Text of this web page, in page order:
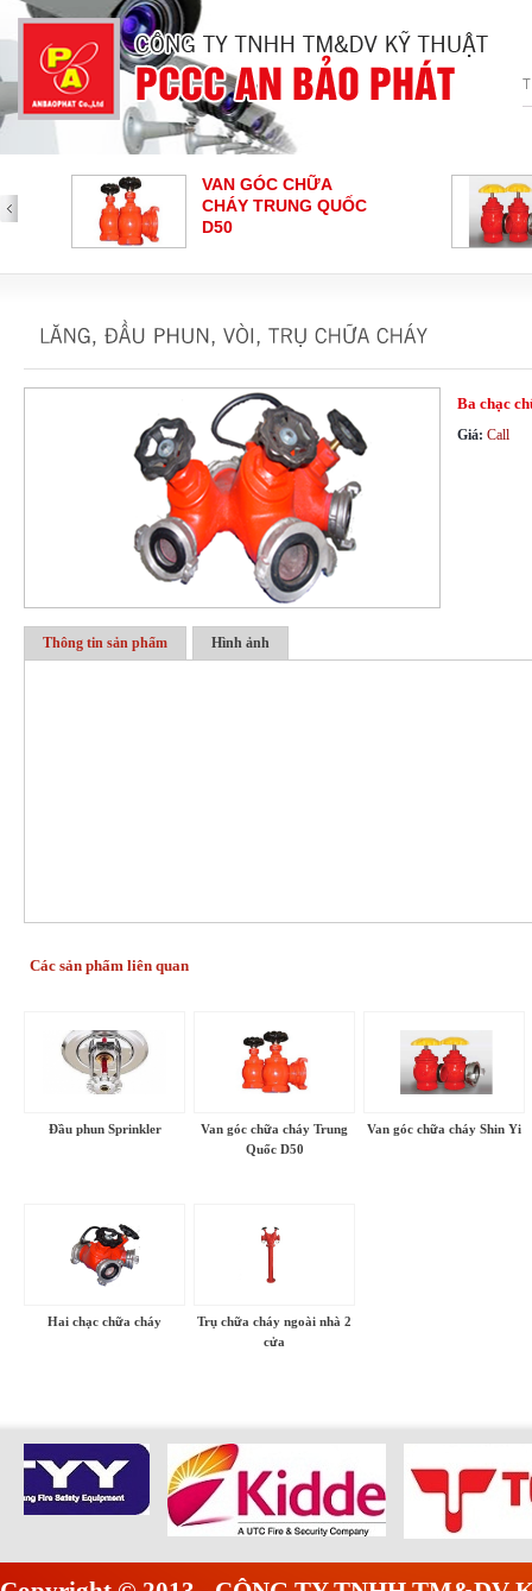
VAN GÓC CHỮA
CHÁY TRUNG QUỐC
D50
VAN GÓC CHỮA
CHÁY SHIN YI
HOCHIKI
CHÁY - HOCHIKI
Loại nút nhấn báo cháy
Ba chạc
Giá: Call
Thông tin sản phẩm Hình ảnh
Các sản phẩm liên quan
Đầu phun Sprinkler
Van góc chữa cháy Trung
Quốc D50
Van góc chữa cháy Shin Yi
Hai chạc chữa cháy
Trụ chữa cháy ngoài nhà 2
cửa